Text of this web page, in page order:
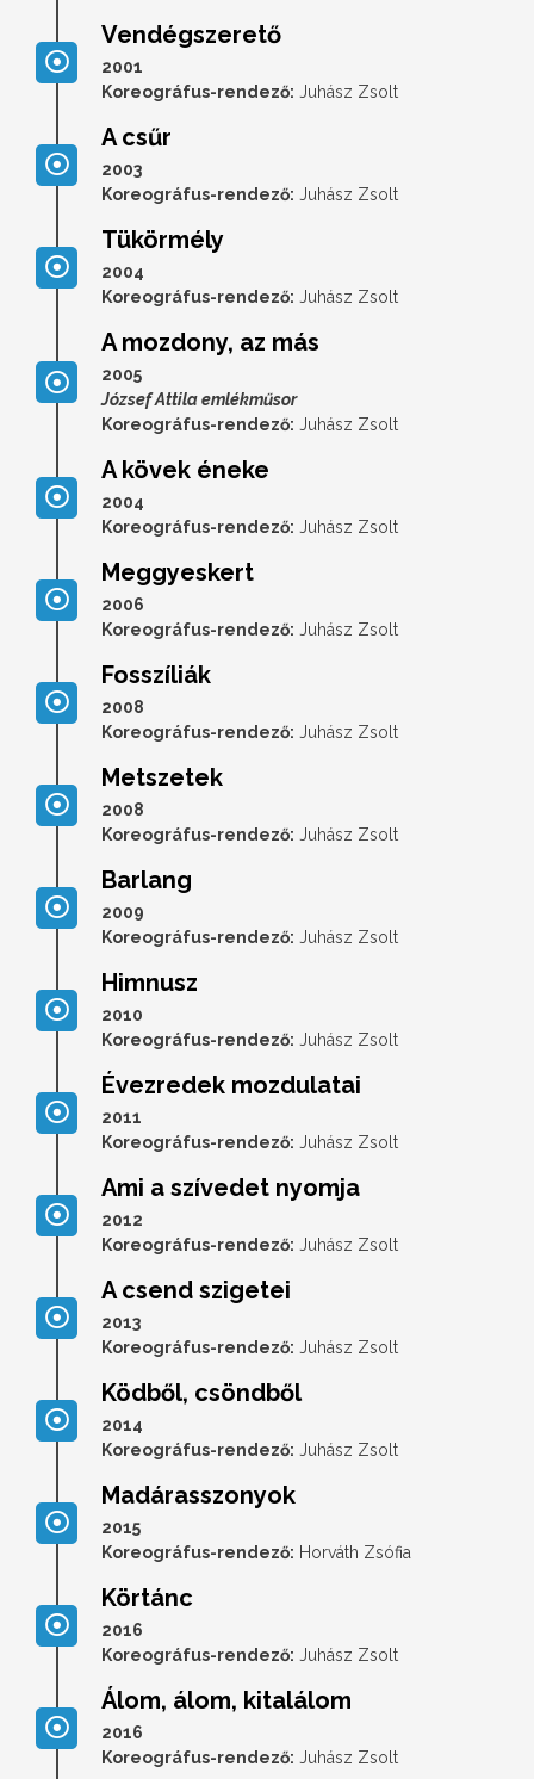
Vendégszerető
2001
Koreográfus-rendező: Juhász Zsolt
A csűr
2003
Koreográfus-rendező: Juhász Zsolt
Tükörmély
2004
Koreográfus-rendező: Juhász Zsolt
A mozdony, az más
2005
József Attila emlékműsor
Koreográfus-rendező: Juhász Zsolt
A kövek éneke
2004
Koreográfus-rendező: Juhász Zsolt
Meggyeskert
2006
Koreográfus-rendező: Juhász Zsolt
Fosszíliák
2008
Koreográfus-rendező: Juhász Zsolt
Metszetek
2008
Koreográfus-rendező: Juhász Zsolt
Barlang
2009
Koreográfus-rendező: Juhász Zsolt
Himnusz
2010
Koreográfus-rendező: Juhász Zsolt
Évezredek mozdulatai
2011
Koreográfus-rendező: Juhász Zsolt
Ami a szívedet nyomja
2012
Koreográfus-rendező: Juhász Zsolt
A csend szigetei
2013
Koreográfus-rendező: Juhász Zsolt
Ködből, csöndből
2014
Koreográfus-rendező: Juhász Zsolt
Madárasszonyok
2015
Koreográfus-rendező: Horváth Zsófia
Körtánc
2016
Koreográfus-rendező: Juhász Zsolt
Álom, álom, kitalálom
2016
Koreográfus-rendező: Juhász Zsolt